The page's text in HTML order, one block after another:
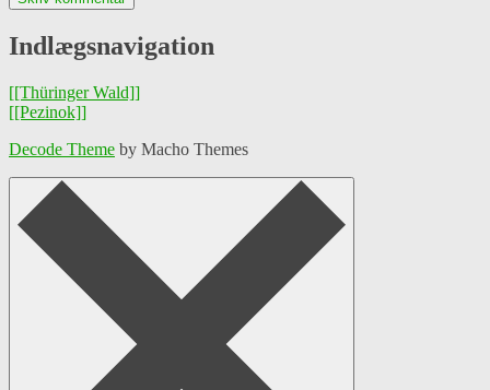
Indlægsnavigation
[[Thüringer Wald]]
[[Pezinok]]
Decode Theme by Macho Themes